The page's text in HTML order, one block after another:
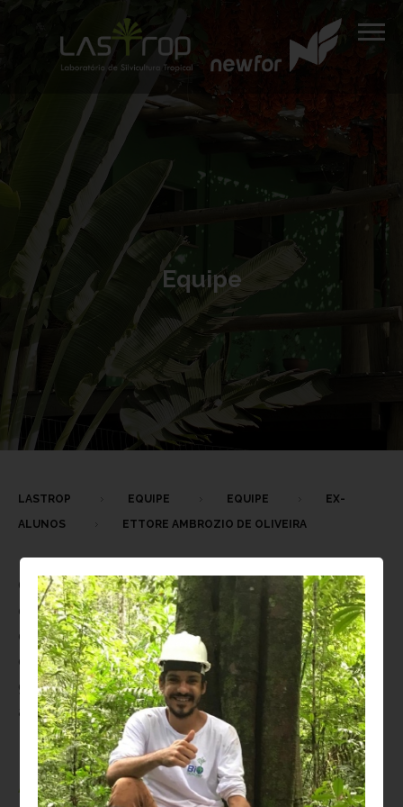
Equipe
LASTROP EQUIPE EQUIPE
EX-
ALUNOS
ETTORE AMBROZIO DE OLIVEIRA
O LASTROPé um laboratório universitário
coordenado por dois docentes e uma técnica
de laboratório, e conta com a participação de
diversos alunos de graduação e pós-
graduação, bem como pesquisadores
associados do Brasil e do exterior.
Atualmente,